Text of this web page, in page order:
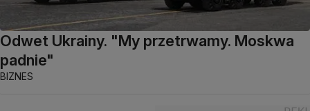
Odwet Ukrainy. "My przetrwamy. Moskwa
padnie"
BIZNES